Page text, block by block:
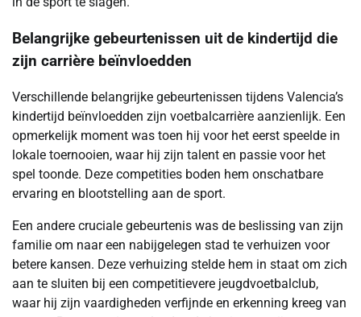
Belangrijke gebeurtenissen uit de kindertijd die
zijn carrière beïnvloedden
Verschillende belangrijke gebeurtenissen tijdens Valencia’s
kindertijd beïnvloedden zijn voetbalcarrière aanzienlijk. Een
opmerkelijk moment was toen hij voor het eerst speelde in
lokale toernooien, waar hij zijn talent en passie voor het
spel toonde. Deze competities boden hem onschatbare
ervaring en blootstelling aan de sport.
Een andere cruciale gebeurtenis was de beslissing van zijn
familie om naar een nabijgelegen stad te verhuizen voor
betere kansen. Deze verhuizing stelde hem in staat om zich
aan te sluiten bij een competitievere jeugdvoetbalclub,
waar hij zijn vaardigheden verfijnde en erkenning kreeg van